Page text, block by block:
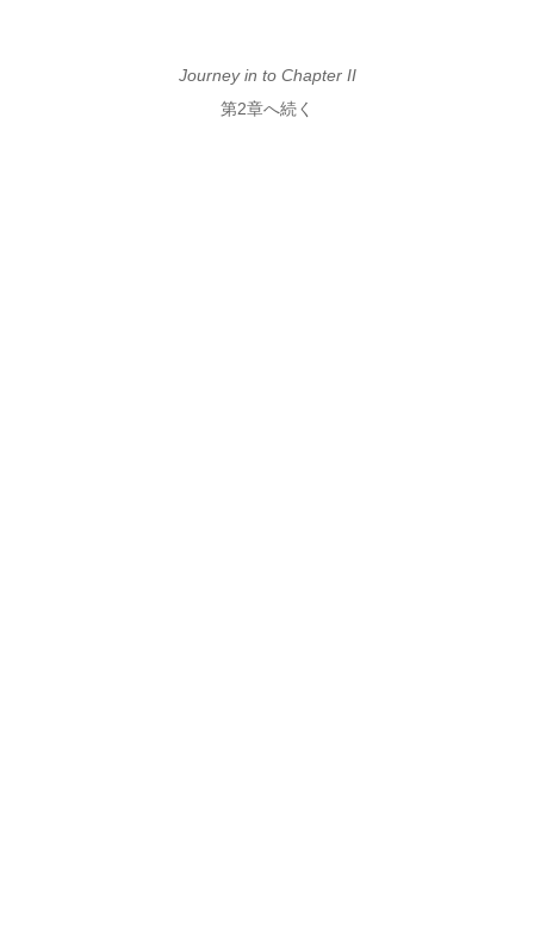
Journey in to Chapter II
第2章へ続く